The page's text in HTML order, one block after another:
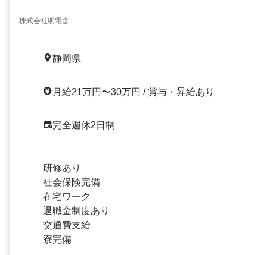
株式会社明電舎
静岡県
月給21万円〜30万円 / 賞与・昇給あり
完全週休2日制
研修あり
社会保険完備
在宅ワーク
退職金制度あり
交通費支給
寮完備